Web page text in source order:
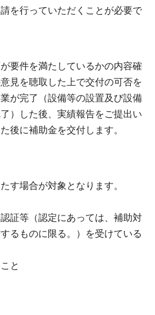
を行っていただくことが必要で
要件を満たしているかの内容確
見を聴取した上で交付の可否を
が完了（設備等の設置及び設備
）した後、実績報告をご提出い
後に補助金を交付します。
す場合が対象となります。
証等（認定にあっては、補助対
るものに限る。）を受けている
と